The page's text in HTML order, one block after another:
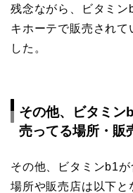
残念ながら、ビタミ
キホーテで販売され
した。
その他、 ビタミン
売ってる場所・販
その他、ビタミンb1
場所や販売店は以下と